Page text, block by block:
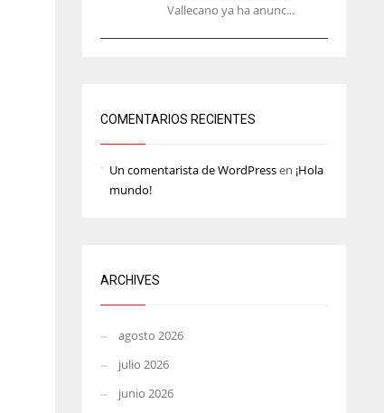
24
Vallecano ya ha anunc...
COMENTARIOS RECIENTES
Un comentarista de WordPressen ¡Hola
mundo!
ARCHIVES
agosto 2026
julio 2026
junio 2026